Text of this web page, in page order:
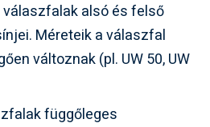
válaszfalak alsó és felső
Méreteik a válaszfal
változnak (pl. UW 50, UW
függőleges